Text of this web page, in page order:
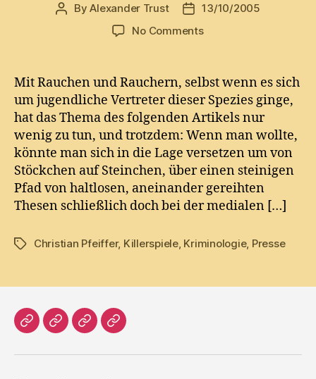
PostByAlexander Trust
Post13/10/2005
No Commentson
in
Sachen
Killerspiele
Mit Rauchen und Rauchern, selbst wenn es sich
um jugendliche Vertreter dieser Spezies ginge,
hat das Thema des folgenden Artikels nur
wenig zu tun, und trotzdem: Wenn man wollte,
könnte man sich in die Lage versetzen um von
Stöckchen auf Steinchen, über einen steinigen
Pfad von haltlosen, aneinander gereihten
Thesen schließlich doch bei der medialen […]
TagsChristian Pfeiffer, Killerspiele, Kriminologie, Presse
HomeLiteratur
ProsaImpressum